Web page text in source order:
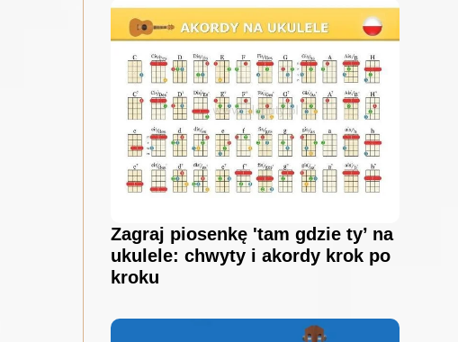
Zagraj piosenkę 'tam gdzie ty’ na
ukulele: chwyty i akordy krok po
kroku